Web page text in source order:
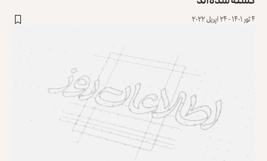
۴ ثور ۱۴۰۱ - ۲۴ اپریل ۲۰۲۲